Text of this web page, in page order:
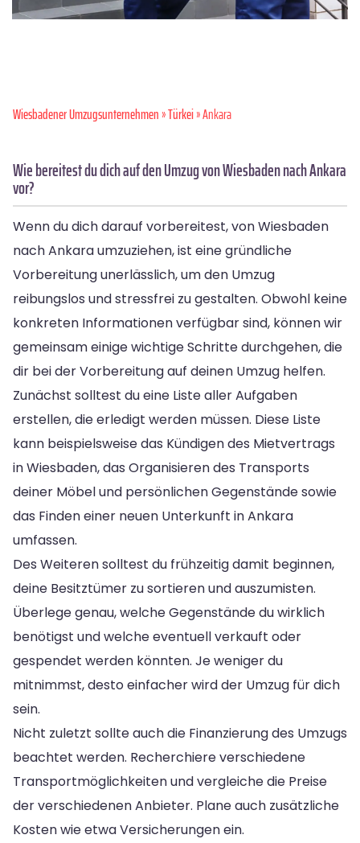
Wiesbadener Umzugsunternehmen»Türkei» Ankara
Wie bereitest du dich auf den Umzug von Wiesbaden nach Ankara
vor?
Wenn du dich darauf vorbereitest, von Wiesbaden
nach Ankara umzuziehen, ist eine gründliche
Vorbereitung unerlässlich, um den Umzug
reibungslos und stressfrei zu gestalten. Obwohl keine
konkreten Informationen verfügbar sind, können wir
gemeinsam einige wichtige Schritte durchgehen, die
dir bei der Vorbereitung auf deinen Umzug helfen.
Zunächst solltest du eine Liste aller Aufgaben
erstellen, die erledigt werden müssen. Diese Liste
kann beispielsweise das Kündigen des Mietvertrags
in Wiesbaden, das Organisieren des Transports
deiner Möbel und persönlichen Gegenstände sowie
das Finden einer neuen Unterkunft in Ankara
umfassen.
Des Weiteren solltest du frühzeitig damit beginnen,
deine Besitztümer zu sortieren und auszumisten.
Überlege genau, welche Gegenstände du wirklich
benötigst und welche eventuell verkauft oder
gespendet werden könnten. Je weniger du
mitnimmst, desto einfacher wird der Umzug für dich
sein.
Nicht zuletzt sollte auch die Finanzierung des Umzugs
beachtet werden. Recherchiere verschiedene
Transportmöglichkeiten und vergleiche die Preise
der verschiedenen Anbieter. Plane auch zusätzliche
Kosten wie etwa Versicherungen ein.